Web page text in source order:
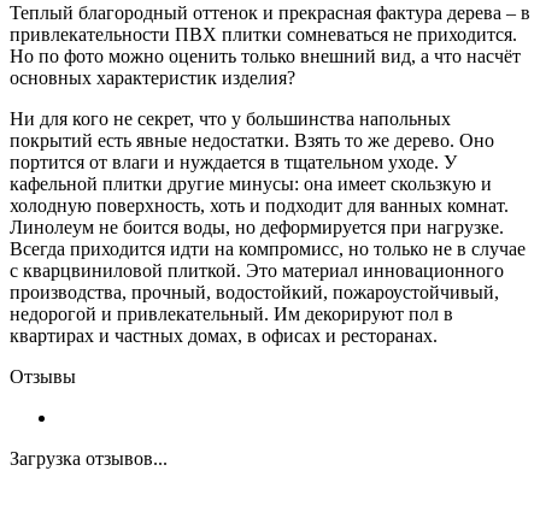
Теплый благородный оттенок и прекрасная фактура дерева – в
привлекательности ПВХ плитки сомневаться не приходится.
Но по фото можно оценить только внешний вид, а что насчёт
основных характеристик изделия?
Ни для кого не секрет, что у большинства напольных
покрытий есть явные недостатки. Взять то же дерево. Оно
портится от влаги и нуждается в тщательном уходе. У
кафельной плитки другие минусы: она имеет скользкую и
холодную поверхность, хоть и подходит для ванных комнат.
Линолеум не боится воды, но деформируется при нагрузке.
Всегда приходится идти на компромисс, но только не в случае
с кварцвиниловой плиткой. Это материал инновационного
производства, прочный, водостойкий, пожароустойчивый,
недорогой и привлекательный. Им декорируют пол в
квартирах и частных домах, в офисах и ресторанах.
Отзывы
Загрузка отзывов...